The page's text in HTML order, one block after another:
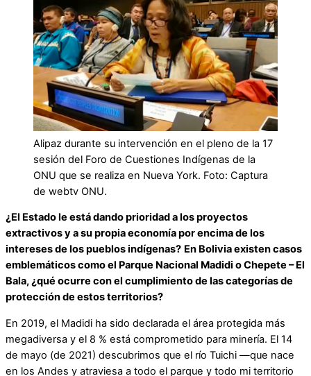
Alipaz durante su intervención en el pleno de la 17
sesión del Foro de Cuestiones Indígenas de la
ONU que se realiza en Nueva York. Foto: Captura
de webtv ONU.
¿El Estado le está dando prioridad a los proyectos
extractivos y a su propia economía por encima de los
intereses de los pueblos indígenas? En Bolivia existen casos
emblemáticos como el Parque Nacional Madidi o Chepete – El
Bala, ¿qué ocurre con el cumplimiento de las categorías de
protección de estos territorios?
En 2019, el Madidi ha sido declarada el área protegida más
megadiversa y el 8 % está comprometido para minería. El 14
de mayo (de 2021) descubrimos que el río Tuichi —que nace
en los Andes y atraviesa a todo el parque y todo mi territorio